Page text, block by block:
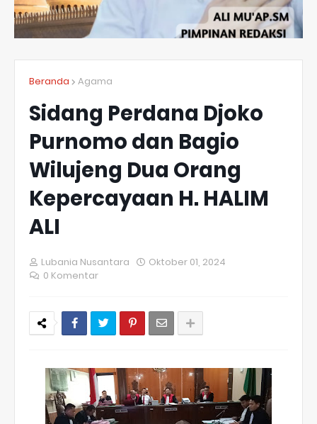
Beranda Agama
Sidang Perdana Djoko
Purnomo dan Bagio
Wilujeng Dua Orang
Kepercayaan H. HALIM
ALI
Lubania Nusantara
Oktober 01, 2024
0 Komentar